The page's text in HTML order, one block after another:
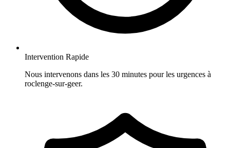
Intervention Rapide
Nous intervenons dans les 30 minutes pour les urgences à
roclenge-sur-geer.